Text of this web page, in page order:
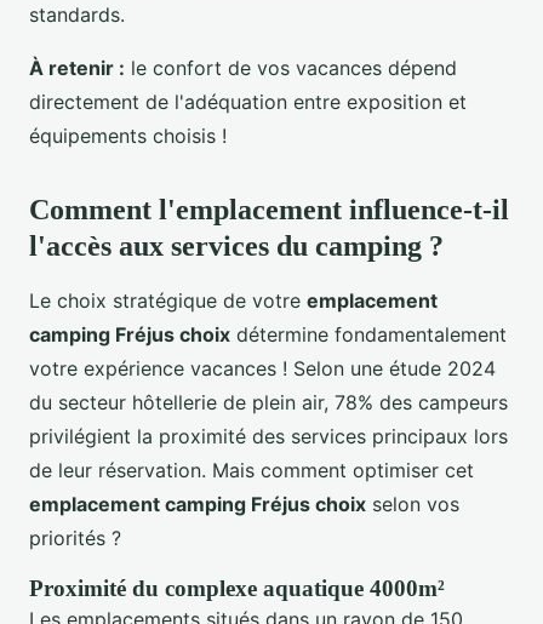
standards.
À retenir : le confort de vos vacances dépend
directement de l'adéquation entre exposition et
équipements choisis !
Comment l'emplacement influence-t-il
l'accès aux services du camping ?
Le choix stratégique de votre emplacement
camping Fréjus choix détermine fondamentalement
votre expérience vacances ! Selon une étude 2024
du secteur hôtellerie de plein air, 78% des campeurs
privilégient la proximité des services principaux lors
de leur réservation. Mais comment optimiser cet
emplacement camping Fréjus choix selon vos
priorités ?
Proximité du complexe aquatique 4000m²
Les emplacements situés dans un rayon de 150